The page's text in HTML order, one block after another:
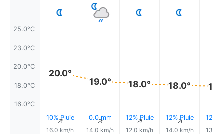
25.0°C
23.0°C
20.0°C
18.0°C
16.0°C
20.0°
10% Pluie
↑
16.0 km/h
19.0°
0.0 mm
↑
14.0 km/h
18.0°
12% Pluie
↑
12.0 km/h
18.0°
12% Pluie
↑
14.0 km/h
12%
13.0